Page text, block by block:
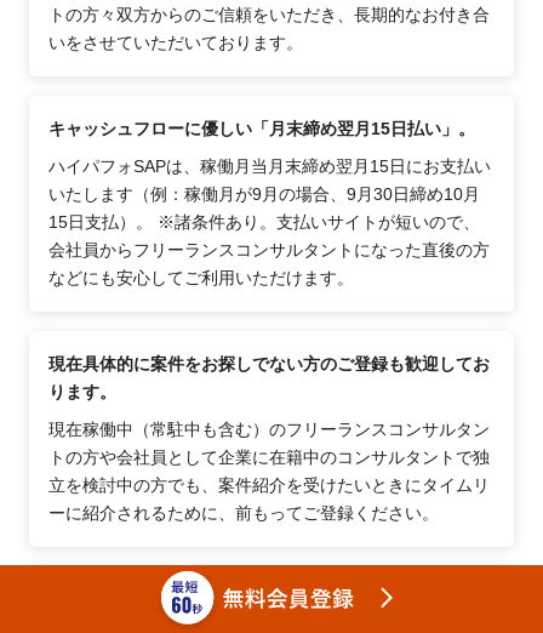
る。
・高いコミュニケーション能力
PMOコンサルタントには、高いコミュニケーションの能
力が必要不可欠です。コミュニケーション能力には「聞
く」能力と「伝える」能力がありますが、PMOコンサル
タントには特に「伝える」能力が重要になります。プロジ
なお、PMO未経験の場合、参画できる案件は非常に少な
い可能性があります。どの案件・求人であろうと基本的に
実務経験が求められるからです。
しかしながら、ハイパフォPMOでは多種多様のPMO案件
を保有しており、ご登録者様のバックボーン次第ではご紹
介できる案件もある可能性があります。
PMO関連の資格として「日本PMO協会認定資格」という
ものがあります。PMO未経験者はPMOの知識を身に付け
トの方々双方からのご信頼をいただき、長期的なお付き合
いをさせていただいております。
キャッシュフローに優しい「月末締め翌月15日払い」。
ハイパフォSAPは、稼働月当月末締め翌月15日にお支払い
いたします（例：稼働月が9月の場合、9月30日締め10月
15日支払）。 ※諸条件あり。支払いサイトが短いので、
会社員からフリーランスコンサルタントになった直後の方
などにも安心してご利用いただけます。
現在具体的に案件をお探しでない方のご登録も歓迎してお
ります。
現在稼働中（常駐中も含む）のフリーランスコンサルタン
トの方や会社員として企業に在籍中のコンサルタントで独
立を検討中の方でも、案件紹介を受けたいときにタイムリ
ーに紹介されるために、前もってご登録ください。
57,000名以上のフリーランスコンサルタントが利用する案